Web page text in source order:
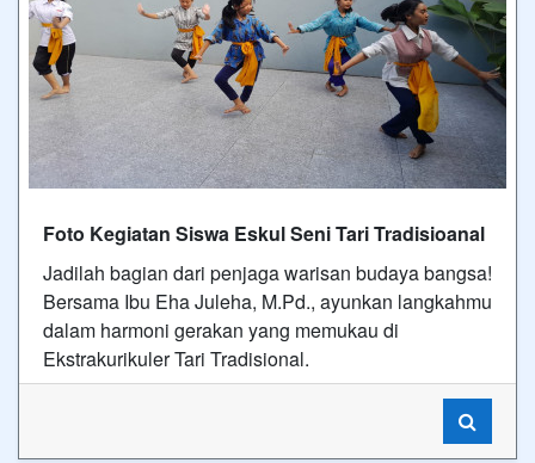
Foto Kegiatan Siswa Eskul Seni Tari Tradisioanal
Jadilah bagian dari penjaga warisan budaya bangsa!
Bersama Ibu Eha Juleha, M.Pd., ayunkan langkahmu
dalam harmoni gerakan yang memukau di
Ekstrakurikuler Tari Tradisional.